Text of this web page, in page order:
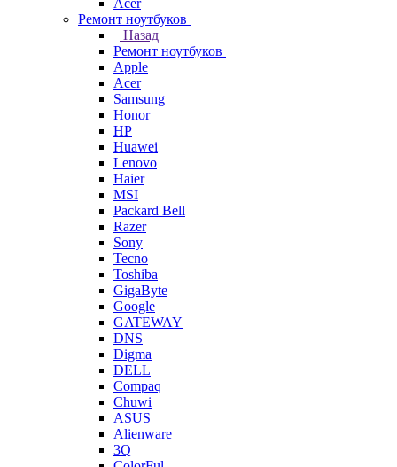
Acer
Ремонт ноутбуков
Назад
Ремонт ноутбуков
Apple
Acer
Samsung
Honor
HP
Huawei
Lenovo
Haier
MSI
Packard Bell
Razer
Sony
Tecno
Toshiba
GigaByte
Google
GATEWAY
DNS
Digma
DELL
Compaq
Chuwi
ASUS
Alienware
3Q